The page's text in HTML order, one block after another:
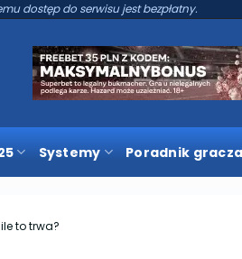
dostęp do serwisu jest bezpłatny.
Systemy Poradnik gracza
to trwa?